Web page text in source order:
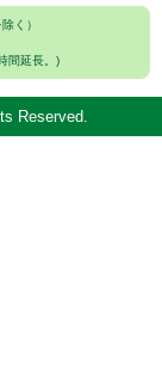
く）
間延長。)
Reserved.